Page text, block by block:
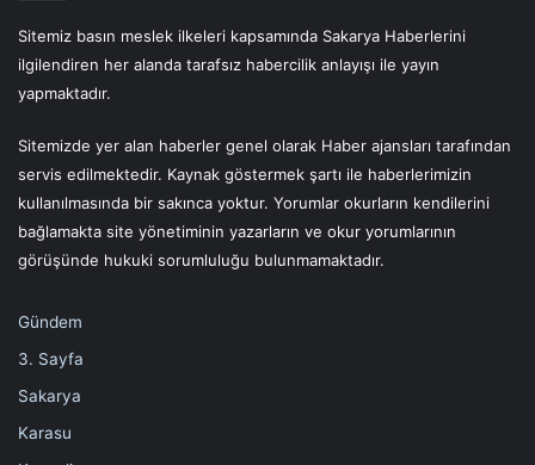
Sitemiz basın meslek ilkeleri kapsamında Sakarya Haberlerini
ilgilendiren her alanda tarafsız habercilik anlayışı ile yayın
yapmaktadır.
Sitemizde yer alan haberler genel olarak Haber ajansları tarafından
servis edilmektedir. Kaynak göstermek şartı ile haberlerimizin
kullanılmasında bir sakınca yoktur. Yorumlar okurların kendilerini
bağlamakta site yönetiminin yazarların ve okur yorumlarının
görüşünde hukuki sorumluluğu bulunmamaktadır.
Gündem
3. Sayfa
Sakarya
Karasu